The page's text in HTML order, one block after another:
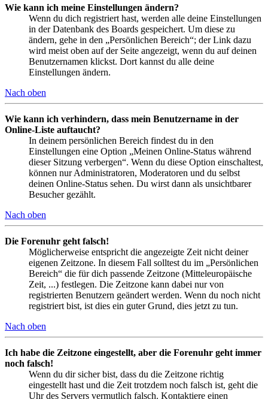
Wie kann ich meine Einstellungen ändern?
Wenn du dich registriert hast, werden alle deine Einstellungen
in der Datenbank des Boards gespeichert. Um diese zu
ändern, gehe in den „Persönlichen Bereich“; der Link dazu
wird meist oben auf der Seite angezeigt, wenn du auf deinen
Benutzernamen klickst. Dort kannst du alle deine
Einstellungen ändern.
Nach oben
Wie kann ich verhindern, dass mein Benutzername in der
Online-Liste auftaucht?
In deinem persönlichen Bereich findest du in den
Einstellungen eine Option „Meinen Online-Status während
dieser Sitzung verbergen“. Wenn du diese Option einschaltest,
können nur Administratoren, Moderatoren und du selbst
deinen Online-Status sehen. Du wirst dann als unsichtbarer
Besucher gezählt.
Nach oben
Die Forenuhr geht falsch!
Möglicherweise entspricht die angezeigte Zeit nicht deiner
eigenen Zeitzone. In diesem Fall solltest du im „Persönlichen
Bereich“ die für dich passende Zeitzone (Mitteleuropäische
Zeit, ...) festlegen. Die Zeitzone kann dabei nur von
registrierten Benutzern geändert werden. Wenn du noch nicht
registriert bist, ist dies ein guter Grund, dies jetzt zu tun.
Nach oben
Ich habe die Zeitzone eingestellt, aber die Forenuhr geht immer
noch falsch!
Wenn du dir sicher bist, dass du die Zeitzone richtig
eingestellt hast und die Zeit trotzdem noch falsch ist, geht die
Uhr des Servers vermutlich falsch. Kontaktiere einen